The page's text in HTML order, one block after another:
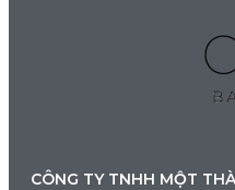
CÔNG TY TNHH MỘT